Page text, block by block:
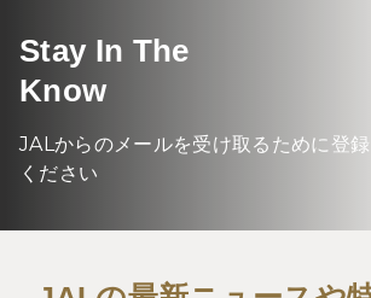
Stay In The
Know
JALからのメールを受け取るために登
ください